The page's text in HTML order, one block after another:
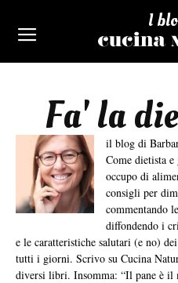
I
Fa' la
il blog di
Come dietista
occupo di
consigli per
commentando
diffondendo i
e le caratteristiche salutari (e no)
tutti i giorni. Scrivo su Cucina
diversi libri. Insomma: “Il pane è il